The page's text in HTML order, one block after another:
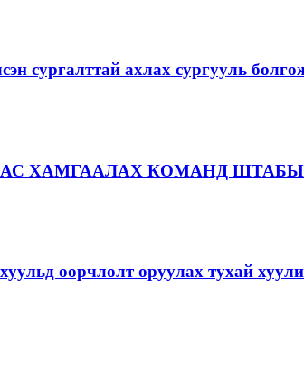
сургалттай ахлах сургууль
ХАМГААЛАХ КОМАНД
өөрчлөлт оруулах тухай